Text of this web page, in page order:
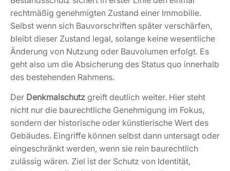
DerDenkmalschutzgreift deutlich weiter. Hier steht
nicht nur die baurechtliche Genehmigung im Fokus,
sondern der historische oder künstlerische Wert des
Gebäudes. Eingriffe können selbst dann untersagt oder
eingeschränkt werden, wenn sie rein baurechtlich
zulässig wären. Ziel ist der Schutz von Identität,
Substanz undErscheinungsbild
hinaus, was das allgemeine Baurecht verlangen würde.
Für die Praxis bedeutet das: BeiBestandsbauten ohne
Denkmalschutzlassen sich Modernisierungen
innerhalb des genehmigten Volumens häufig
vergleichsweise unkompliziert realisieren. Bei
denkmalgeschützten Immobilien hingegen entscheidet